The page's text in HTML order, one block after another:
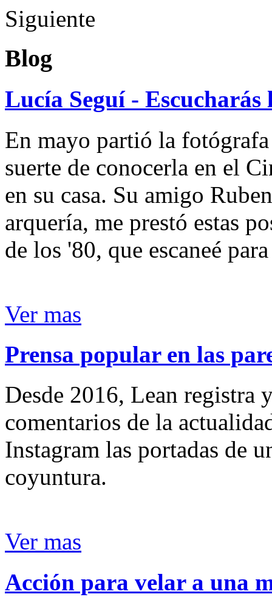
Siguiente
Blog
Lucía Seguí - Escucharás
En mayo partió la
suerte de conocerla en el
en su casa. Su amigo
arquería, me prestó estas
de los '80, que escaneé
Ver mas
Prensa popular en las
Desde 2016, Lean registra
comentarios de la
Instagram las portadas de
coyuntura.
Ver mas
Acción para velar a una